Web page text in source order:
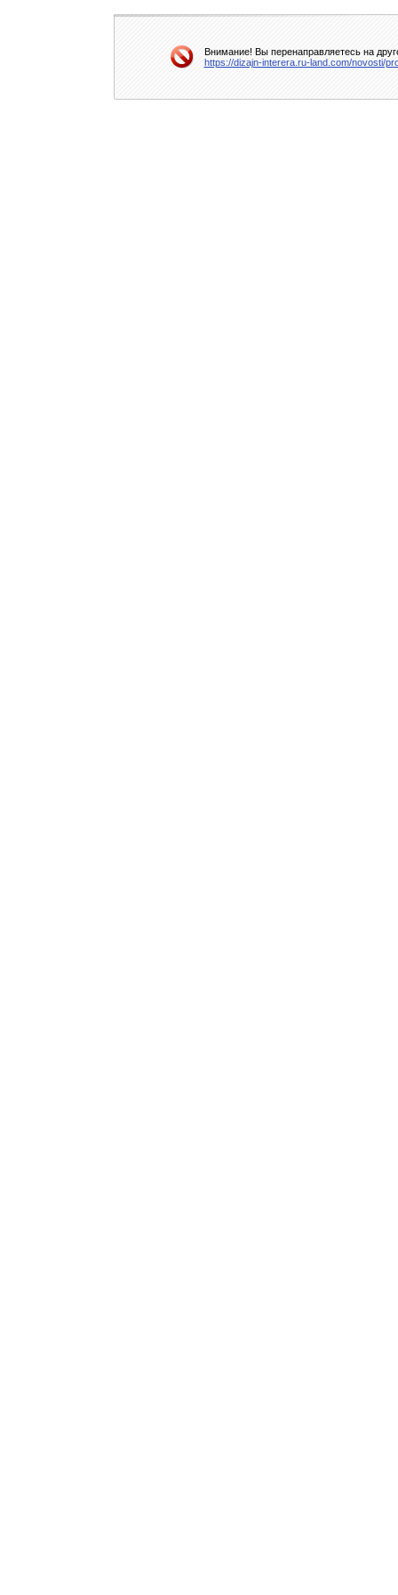
Внимание! Вы перенаправляетесь на
https://dizajn-interera.ru-land.com/novosti/